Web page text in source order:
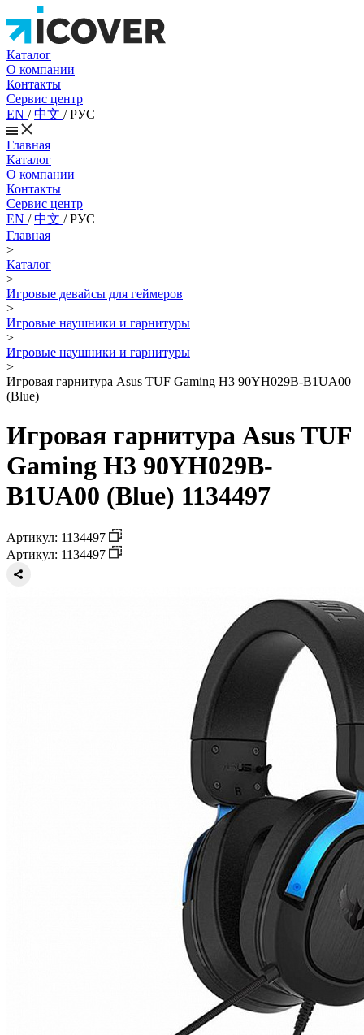
Каталог
О компании
Контакты
Сервис центр
EN /中文 /РУС
Главная
Каталог
О компании
Контакты
Сервис центр
EN /中文 /РУС
Главная
>
Каталог
>
Игровые девайсы для геймеров
>
Игровые наушники и гарнитуры
>
Игровые наушники и гарнитуры
>
Игровая гарнитура Asus TUF Gaming H3 90YH029B-B1UA00
(Blue)
Игровая гарнитура Asus TUF
Gaming H3 90YH029B-
B1UA00 (Blue) 1134497
Артикул: 1134497
Артикул: 1134497